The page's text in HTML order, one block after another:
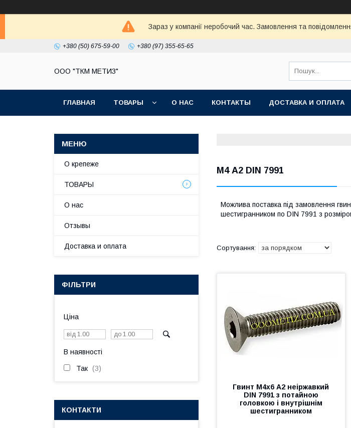
Зараз у компанії неробочий час. Замовлення та
+380 (50) 675-59-00 +380 (97) 355-65-65
ООО "ТКМ МЕТИЗ"
ГЛАВНАЯ ТОВАРЫ О НАС КОНТАКТЫ ДОСТАВКА И ОПЛАТА
М4 А2 DIN 7991
Можлива поставка під замовлення
шестигранником по DIN 7991 з
Гвинт М4х6 А2 неіржавкий
DIN 7991 з потайною
головкою і внутрішнім
шестигранником
О крепеже
ТОВАРЫ
О нас
Отзывы
Доставка и оплата
ФІЛЬТРИ
Ціна
В наявності
Так 3
КОНТАКТИ